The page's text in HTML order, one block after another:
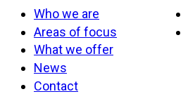
Who we are
Areas of focus
What we offer
News
Contact